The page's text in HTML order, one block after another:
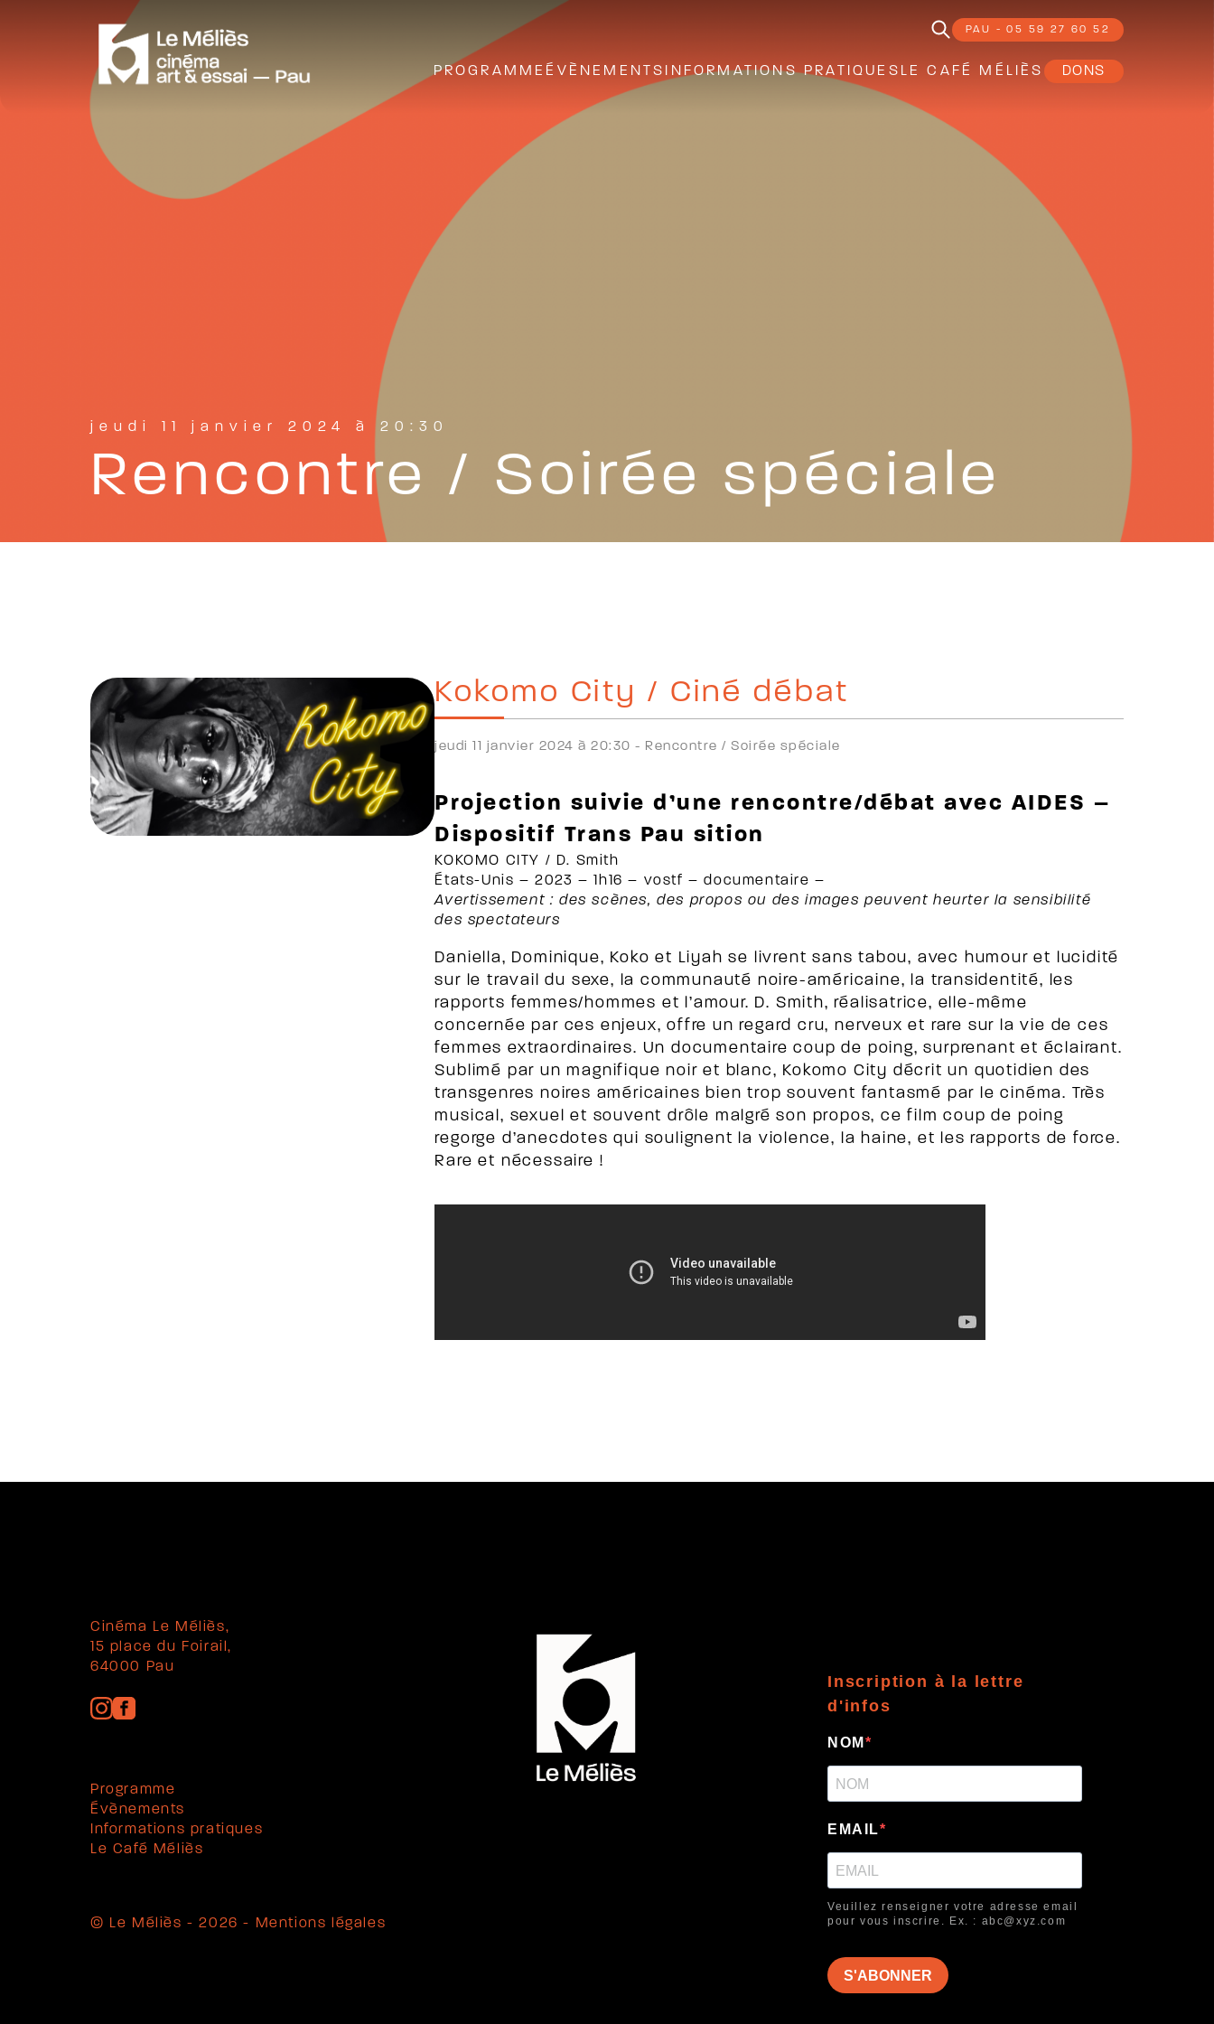
PAU - 05 59 27 60 52
PROGRAMME ÉVÈNEMENTS INFORMATIONS PRATIQUES LE CAFÉ MÉLIÈS DONS
jeudi 11 janvier 2024 à 20:30
Rencontre / Soirée spéciale
Kokomo City / Ciné débat
jeudi 11 janvier 2024 à 20:30 - Rencontre /Soirée spéciale
Projection suivie d’une rencontre/débat avec AIDES –
Dispositif Trans Pau sition
KOKOMO CITY / D. Smith
États-Unis – 2023 – 1h16 – vostf – documentaire –
Avertissement : des scènes, des propos ou des images peuvent heurter la sensibilité
des spectateurs
Daniella, Dominique, Koko et Liyah se livrent sans tabou, avec humour et lucidité
sur le travail du sexe, la communauté noire-américaine, la transidentité, les
rapports femmes/hommes et l’amour. D. Smith, réalisatrice, elle-même
concernée par ces enjeux, offre un regard cru, nerveux et rare sur la vie de ces
femmes extraordinaires. Un documentaire coup de poing, surprenant et éclairant.
Sublimé par un magnifique noir et blanc, Kokomo City décrit un quotidien des
transgenres noires américaines bien trop souvent fantasmé par le cinéma. Très
musical, sexuel et souvent drôle malgré son propos, ce film coup de poing
regorge d’anecdotes qui soulignent la violence, la haine, et les rapports de force.
Rare et nécessaire !
Cinéma Le Méliès,
15 place du Foirail,
64000 Pau
Programme
Évènements
Informations pratiques
Le Café Méliès
© Le Méliès - 2026 - Mentions légales
Inscription à la lettre
d'infos
NOM
EMAIL
Veuillez renseigner votre adresse email
pour vous inscrire. Ex. : abc@xyz.com
S'ABONNER